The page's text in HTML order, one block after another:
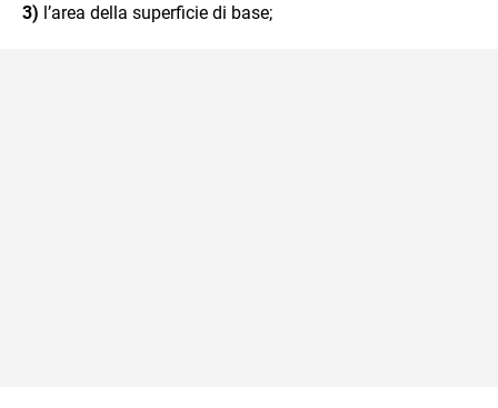
3) l’area della superficie di base;